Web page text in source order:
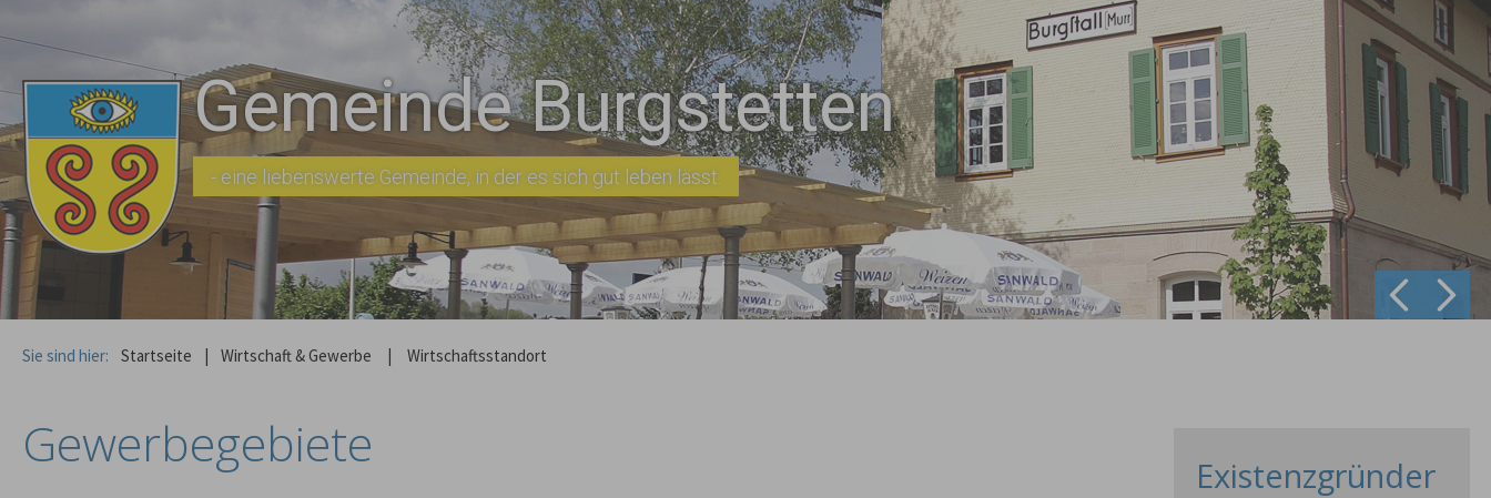
Prev Next
Gemeinde Burgstetten
- eine liebenswerte Gemeinde, in der es sich gut leben lässt.
Sie sind hier: Startseite | Wirtschaft & Gewerbe | Wirtschaftsstandort
Gewerbegebiete Existenzgründer